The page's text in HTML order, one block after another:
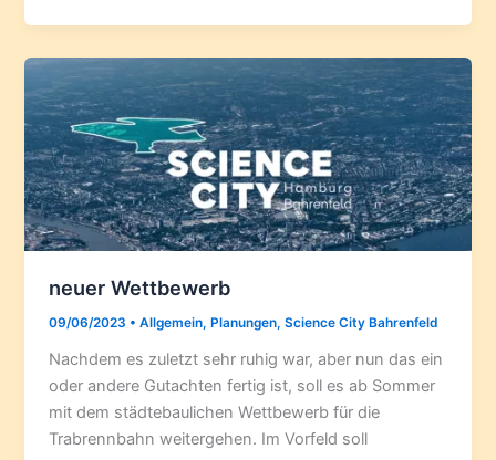
neuer Wettbewerb
09/06/2023 •Allgemein, Planungen,Science City Bahrenfeld
Nachdem es zuletzt sehr ruhig war, aber nun das ein
oder andere Gutachten fertig ist, soll es ab Sommer
mit dem städtebaulichen Wettbewerb für die
Trabrennbahn weitergehen. Im Vorfeld soll